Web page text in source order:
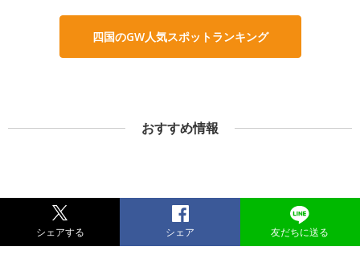
四国のGW人気スポットランキング
おすすめ情報
シェアする シェア 友だちに送る